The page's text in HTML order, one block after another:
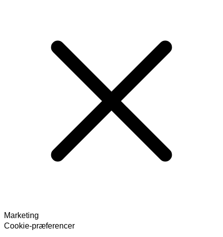
Marketing
Cookie-præferencer